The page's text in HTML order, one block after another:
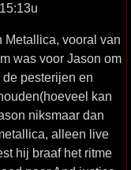
Metallica, vooral van
was voor Jason om
pesterijen en
kan
niksmaar dan
alleen live
hij braaf het ritme